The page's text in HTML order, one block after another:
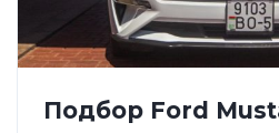
Подбор Ford